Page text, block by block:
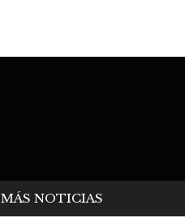
MÁS NOTICIAS